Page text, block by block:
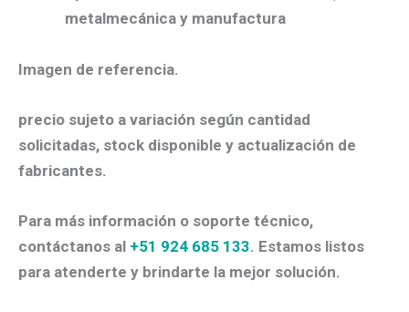
metalmecánica y manufactura
Imagen de referencia.
precio sujeto a variación según cantidad
solicitadas, stock disponible y actualización de
fabricantes.
Para más información o soporte técnico,
contáctanos al +51 924 685 133. Estamos listos
para atenderte y brindarte la mejor solución.